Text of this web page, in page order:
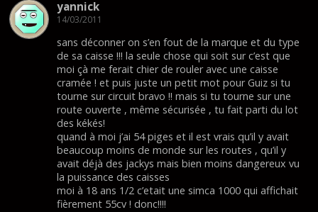
yannick
14/03/2011
sans déconner on s’en fout de la marque et du type
de sa caisse !!! la seule chose qui soit sur c’est que
moi çà me ferait chier de rouler avec une caisse
cramée ! et puis juste un petit mot pour Guiz si tu
tourne sur circuit bravo !! mais si tu tourne sur une
route ouverte , même sécurisée , tu fait parti du lot
des kékés!
quand à moi j’ai 54 piges et il est vrais qu’il y avait
beaucoup moins de monde sur les routes , qu’il y
avait déjà des jackys mais bien moins dangereux vu
la puissance des caisses
moi à 18 ans 1/2 c’etait une simca 1000 qui affichait
fièrement 55cv ! donc!!!!